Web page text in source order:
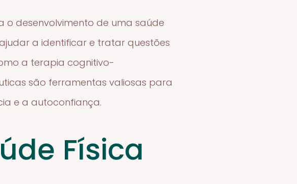
o desenvolvimento de uma saúde
a identificar e tratar questões
a terapia cognitivo-
são ferramentas valiosas para
e a autoconfiança.
Física